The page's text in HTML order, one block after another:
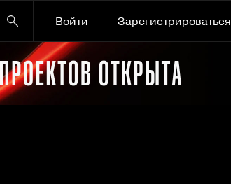
Войти
Зарегистрироваться